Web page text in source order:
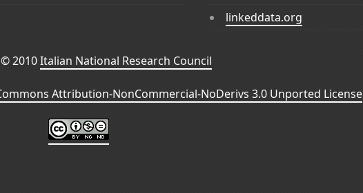
linkeddata.org
2010Italian National Research Council
Attribution-NonCommercial-NoDerivs 3.0 Unported License